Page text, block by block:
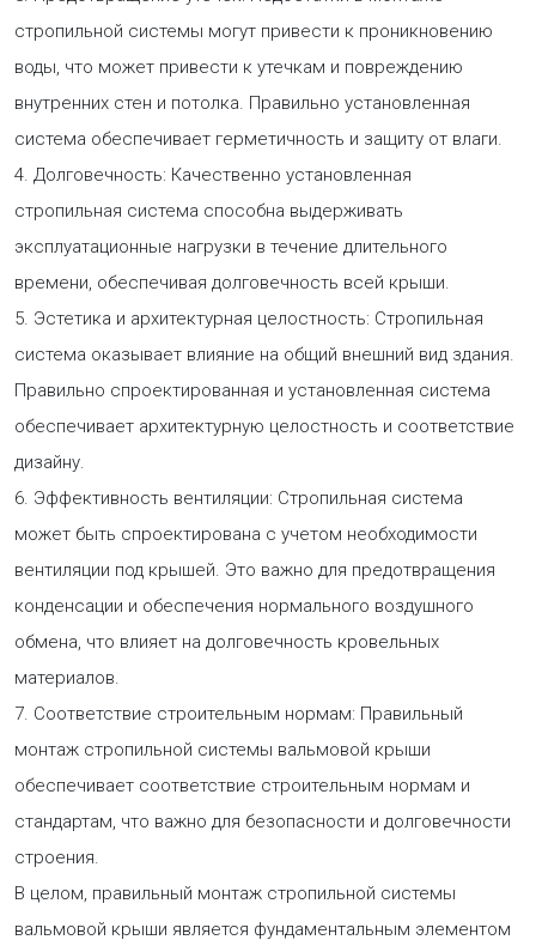
стропильной системы могут привести к проникновению
воды, что может привести к утечкам и повреждению
внутренних стен и потолка. Правильно установленная
система обеспечивает герметичность и защиту от влаги.
4. Долговечность: Качественно установленная
стропильная система способна выдерживать
эксплуатационные нагрузки в течение длительного
времени, обеспечивая долговечность всей крыши.
5. Эстетика и архитектурная целостность: Стропильная
система оказывает влияние на общий внешний вид здания.
Правильно спроектированная и установленная система
обеспечивает архитектурную целостность и соответствие
дизайну.
6. Эффективность вентиляции: Стропильная система
может быть спроектирована с учетом необходимости
вентиляции под крышей. Это важно для предотвращения
конденсации и обеспечения нормального воздушного
обмена, что влияет на долговечность кровельных
материалов.
7. Соответствие строительным нормам: Правильный
монтаж стропильной системы вальмовой крыши
обеспечивает соответствие строительным нормам и
стандартам, что важно для безопасности и долговечности
строения.
В целом, правильный монтаж стропильной системы
вальмовой крыши является фундаментальным элементом